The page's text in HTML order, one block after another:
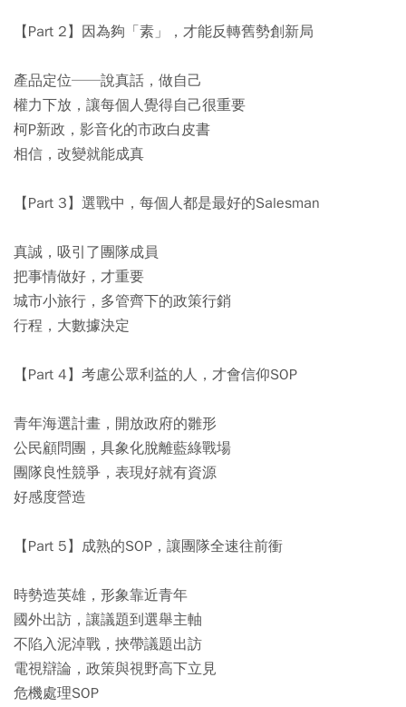
【Part 2】因為夠「素」，才能反轉舊勢創新局
產品定位──說真話，做自己
權力下放，讓每個人覺得自己很重要
柯P新政，影音化的市政白皮書
相信，改變就能成真
【Part 3】選戰中，每個人都是最好的Salesman
真誠，吸引了團隊成員
把事情做好，才重要
城市小旅行，多管齊下的政策行銷
行程，大數據決定
【Part 4】考慮公眾利益的人，才會信仰SOP
青年海選計畫，開放政府的雛形
公民顧問團，具象化脫離藍綠戰場
團隊良性競爭，表現好就有資源
好感度營造
【Part 5】成熟的SOP，讓團隊全速往前衝
時勢造英雄，形象靠近青年
國外出訪，讓議題到選舉主軸
不陷入泥淖戰，挾帶議題出訪
電視辯論，政策與視野高下立見
危機處理SOP